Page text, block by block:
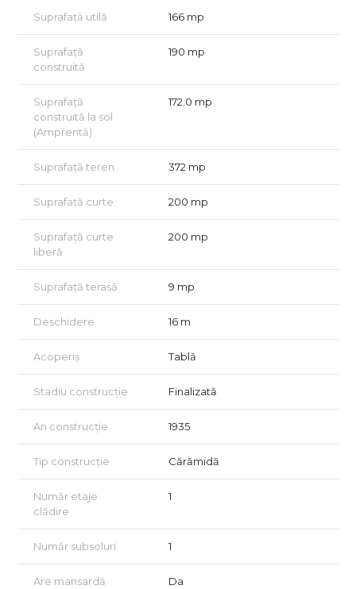
Suprafață utilă 166 mp
Suprafață
construită
190 mp
Suprafață
construită la sol
(Amprentă)
172.0 mp
Suprafață teren 372 mp
Suprafață curte 200 mp
Suprafață curte
liberă
200 mp
Suprafață terasă 9 mp
Deschidere 16 m
Acoperiș Tablă
Stadiu construcție Finalizată
An construcție 1935
Tip construcție Cărămidă
Număr etaje
clădire
1
Număr subsoluri 1
Are mansardă Da